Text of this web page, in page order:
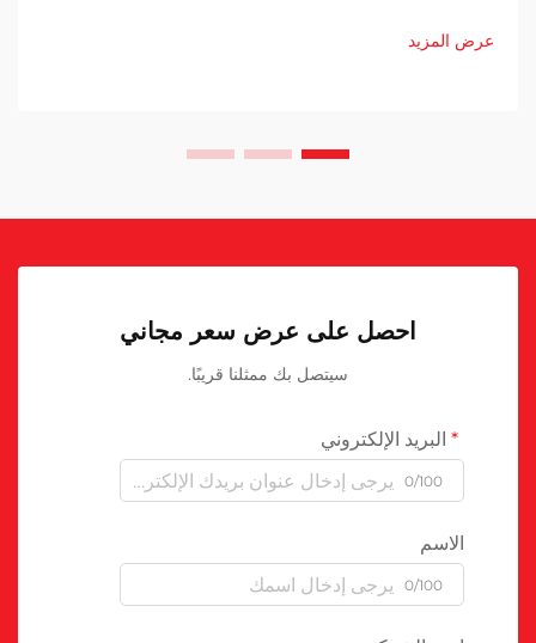
عرض المزيد
احصل على عرض سعر مجاني
سيتصل بك ممثلنا قريبًا.
البريد الإلكتروني
0/100
الاسم
0/100